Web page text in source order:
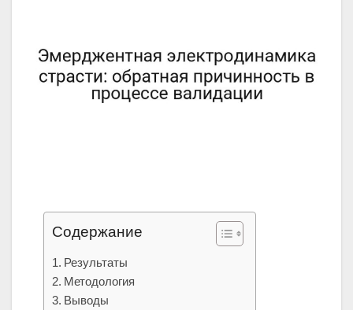
Содержание
Результаты
Методология
Выводы